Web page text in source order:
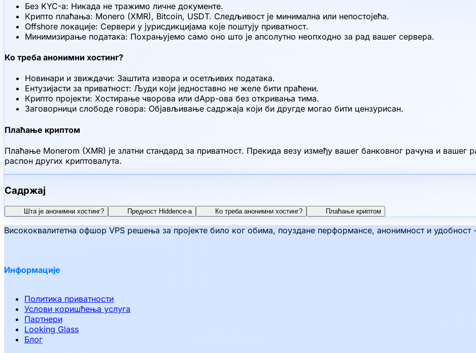
Без KYC-а: Никада не тражимо личне документе.
Крипто плаћања: Monero (XMR), Bitcoin, USDT. Следљивост је минимална или непостојећа.
Offshore локације: Сервери у јурисдикцијама које поштују приватност.
Минимизирање података: Похрањујемо само оно што је апсолутно неопходно за рад вашег сервера.
Ко треба анонимни хостинг?
Новинари и звиждачи: Заштита извора и осетљивих података.
Ентузијасти за приватност: Људи који једноставно не желе бити праћени.
Крипто пројекти: Хостирање чворова или dApp-ова без откривања тима.
Заговорници слободе говора: Објављивање садржаја који би другде могао бити цензурисан.
Плаћање криптом
Плаћање Monerom (XMR) је златни стандард за приватност. Прекида везу између вашег банковног рачуна и
распон других криптовалута.
Садржај
Шта је анонимни хостинг? Предност Hiddence-а Ко треба анонимни хостинг? Плаћање криптом
Висококвалитетна офшор VPS решења за пројекте било ког обима, поуздане перформансе, анонимност и удобност
Информације
Политика приватности
Услови коришћења услуга
Партнери
Looking Glass
Блог